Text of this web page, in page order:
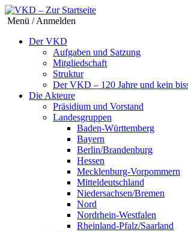
Menü / Anmelden
Der VKD
Aufgaben und Satzung
Mitgliedschaft
Struktur
Der VKD – 120 Jahre und kein
Die Akteure
Präsidium und Vorstand
Landesgruppen
Baden-Württemberg
Bayern
Berlin/Brandenburg
Hessen
Mecklenburg-Vorpommern
Mitteldeutschland
Niedersachsen/Bremen
Nord
Nordrhein-Westfalen
Rheinland-Pfalz/Saarland